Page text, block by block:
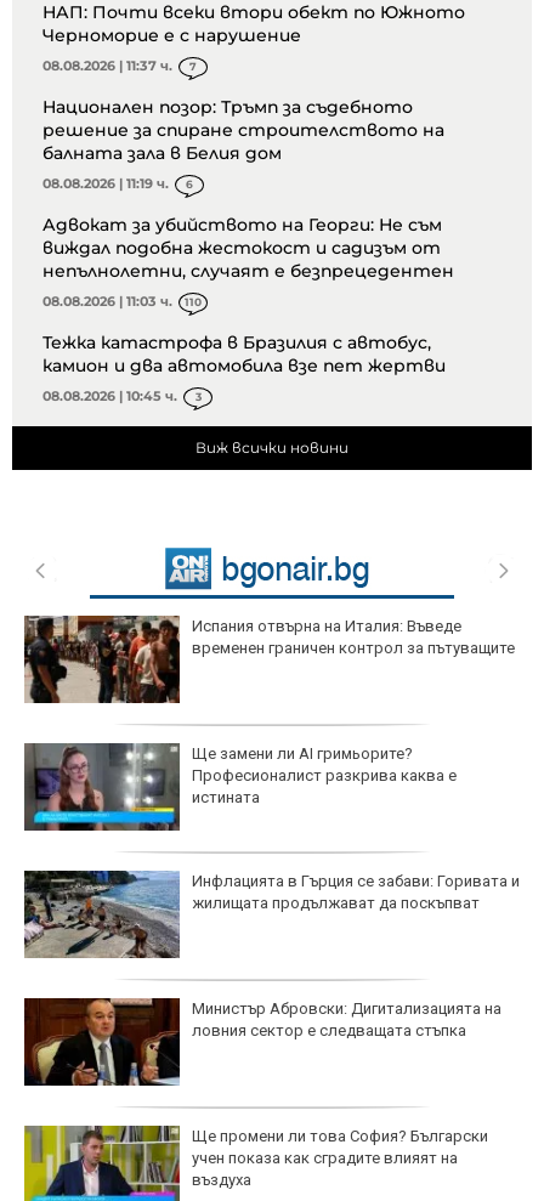
НАП: Почти всеки втори обект по Южното
Черноморие е с нарушение
08.08.2026 | 11:37 ч. 7
Национален позор: Тръмп за съдебното
решение за спиране строителството на
балната зала в Белия дом
08.08.2026 | 11:19 ч. 6
Адвокат за убийството на Георги: Не съм
виждал подобна жестокост и садизъм от
непълнолетни, случаят е безпрецедентен
08.08.2026 | 11:03 ч. 110
Тежка катастрофа в Бразилия с автобус,
камион и два автомобила взе пет жертви
08.08.2026 | 10:45 ч. 3
Виж всички новини
Испания отвърна на Италия: Въведе
временен граничен контрол за пътуващите
Ще замени ли AI гримьорите?
Професионалист разкрива каква е
истината
Инфлацията в Гърция се забави: Горивата и
жилищата продължават да поскъпват
Министър Абровски: Дигитализацията на
ловния сектор е следващата стъпка
Ще промени ли това София? Български
учен показа как сградите влияят на
въздуха